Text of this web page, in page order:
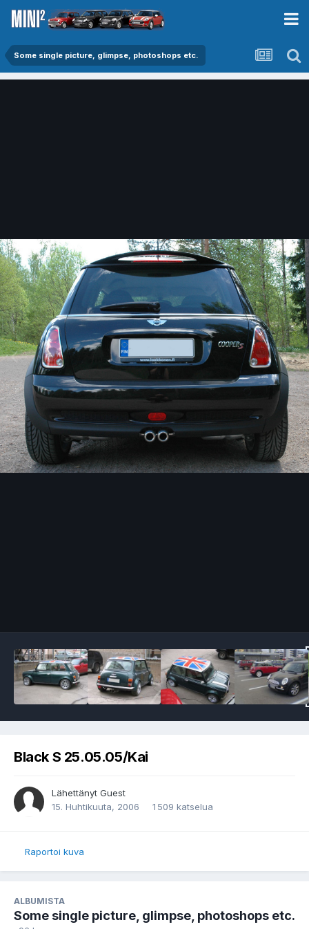
Some single picture, glimpse, photoshops etc.
Black S 25.05.05/Kai
Lähettänyt Guest
15. Huhtikuuta, 2006
1 509 katselua
Raportoi kuva
ALBUMISTA
Some single picture, glimpse, photoshops etc.